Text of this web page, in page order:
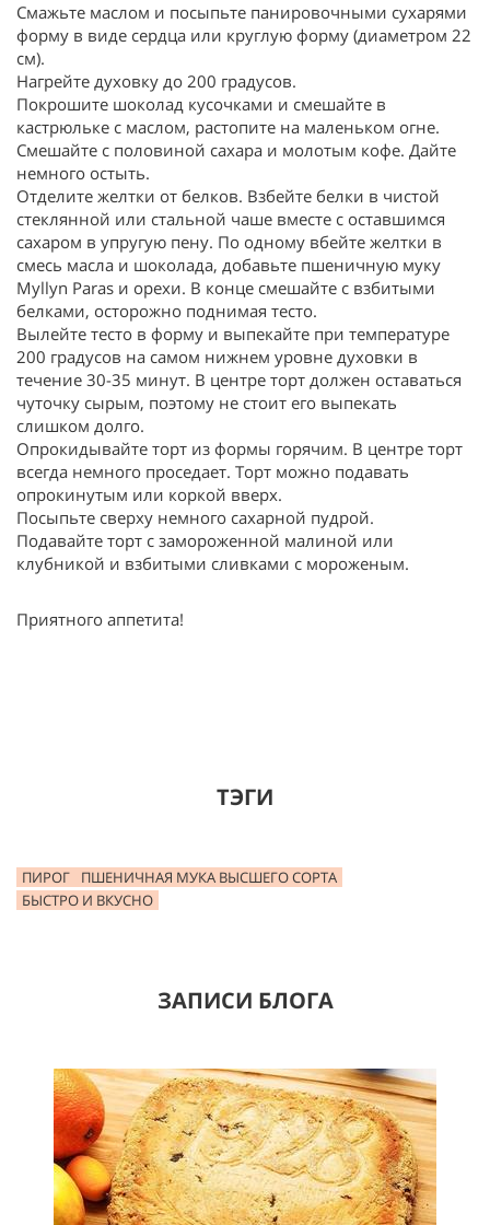
Смажьте маслом и посыпьте панировочными сухарями
форму в виде сердца или круглую форму (диаметром 22
см).
Нагрейте духовку до 200 градусов.
Покрошите шоколад кусочками и смешайте в
кастрюльке с маслом, растопите на маленьком огне.
Смешайте с половиной сахара и молотым кофе. Дайте
немного остыть.
Отделите желтки от белков. Взбейте белки в чистой
стеклянной или стальной чаше вместе с оставшимся
сахаром в упругую пену. По одному вбейте желтки в
смесь масла и шоколада, добавьте пшеничную муку
Myllyn Paras и орехи. В конце смешайте с взбитыми
белками, осторожно поднимая тесто.
Вылейте тесто в форму и выпекайте при температуре
200 градусов на самом нижнем уровне духовки в
течение 30-35 минут. В центре торт должен оставаться
чуточку сырым, поэтому не стоит его выпекать
слишком долго.
Опрокидывайте торт из формы горячим. В центре торт
всегда немного проседает. Торт можно подавать
опрокинутым или коркой вверх.
Посыпьте сверху немного сахарной пудрой.
Подавайте торт с замороженной малиной или
клубникой и взбитыми сливками с мороженым.
Приятного аппетита!
ТЭГИ
ПИРОГ
ПШЕНИЧНАЯ МУКА ВЫСШЕГО СОРТА
БЫСТРО И ВКУСНО
ЗАПИСИ БЛОГА